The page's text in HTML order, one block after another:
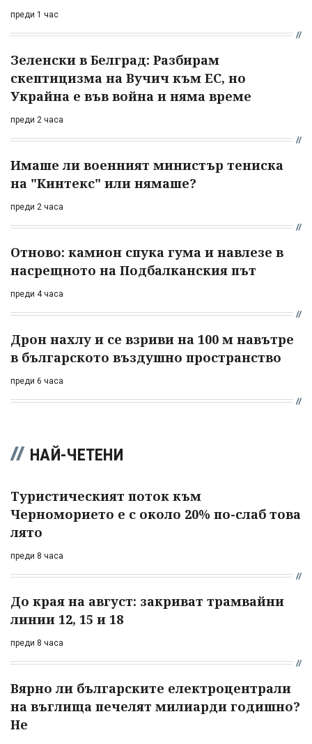
преди 1 час
Зеленски в Белград: Разбирам
скептицизма на Вучич към ЕС, но
Украйна е във война и няма време
преди 2 часа
Имаше ли военният министър тениска
на "Кинтекс" или нямаше?
преди 2 часа
Отново: камион спука гума и навлезе в
насрещното на Подбалканския път
преди 4 часа
Дрон нахлу и се взриви на 100 м навътре
в българското въздушно пространство
преди 6 часа
НАЙ-ЧЕТЕНИ
Туристическият поток към
Черноморието е с около 20% по-слаб това
лято
преди 8 часа
До края на август: закриват трамвайни
линии 12, 15 и 18
преди 8 часа
Вярно ли българските електроцентрали
на въглища печелят милиарди годишно?
Не